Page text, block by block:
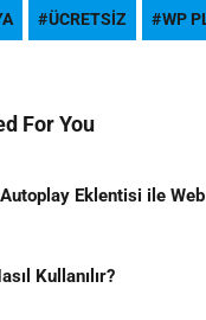
ÜCRETSIZ WP
For You
Eklentisi ile
Kullanılır?